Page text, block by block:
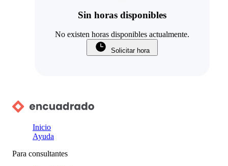
Sin horas disponibles
No existen horas disponibles actualmente.
Solicitar hora
Inicio
Ayuda
Para consultantes